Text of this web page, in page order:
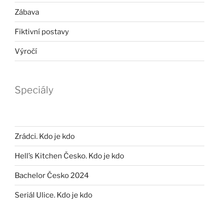
Zábava
Fiktivní postavy
Výročí
Speciály
Zrádci. Kdo je kdo
Hell’s Kitchen Česko. Kdo je kdo
Bachelor Česko 2024
Seriál Ulice. Kdo je kdo